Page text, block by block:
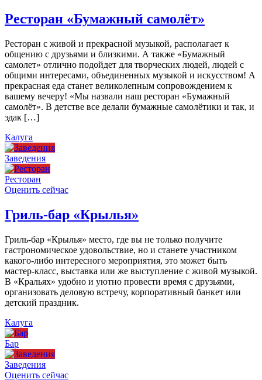
Ресторан «Бумажный самолёт»
Ресторан с живой и прекрасной музыкой, располагает к
общению с друзьями и близкими. А также «Бумажный
самолет» отлично подойдет для творческих людей, людей с
общими интересами, объединенных музыкой и искусством! А
прекрасная еда станет великолепным сопровождением к
вашему вечеру! «Мы назвали наш ресторан «Бумажный
самолёт». В детстве все делали бумажные самолётики и так, и
эдак […]
Калуга
Заведения
Ресторан
Оценить сейчас
Гриль-бар «Крылья»
Гриль-бар «Крылья» место, где вы не только получите
гастрономическое удовольствие, но и станете участником
какого-либо интересного мероприятия, это может быть
мастер-класс, выставка или же выступление с живой музыкой.
В «Кральях» удобно и уютно провести время с друзьями,
организовать деловую встречу, корпоративный банкет или
детский праздник.
Калуга
Бар
Заведения
Оценить сейчас